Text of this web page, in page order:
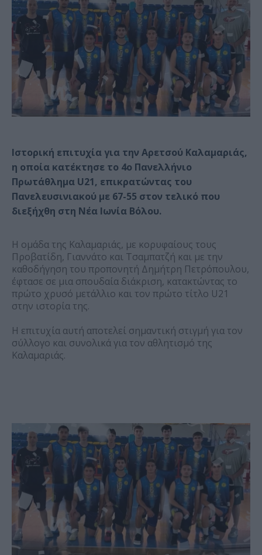
Ιστορική επιτυχία για την Αρετσού Καλαμαριάς,
η οποία κατέκτησε το 4ο Πανελλήνιο
Πρωτάθλημα U21, επικρατώντας του
Πανελευσινιακού με 67-55 στον τελικό που
διεξήχθη στη Νέα Ιωνία Βόλου.
Η ομάδα της Καλαμαριάς, με κορυφαίους τους
Προβατίδη, Γιαννάτο και Τσαμπατζή και με την
καθοδήγηση του προπονητή Δημήτρη Πετρόπουλου,
έφτασε σε μια σπουδαία διάκριση, κατακτώντας το
πρώτο χρυσό μετάλλιο και τον πρώτο τίτλο U21
στην ιστορία της.
Η επιτυχία αυτή αποτελεί σημαντική στιγμή για τον
σύλλογο και συνολικά για τον αθλητισμό της
Καλαμαριάς.